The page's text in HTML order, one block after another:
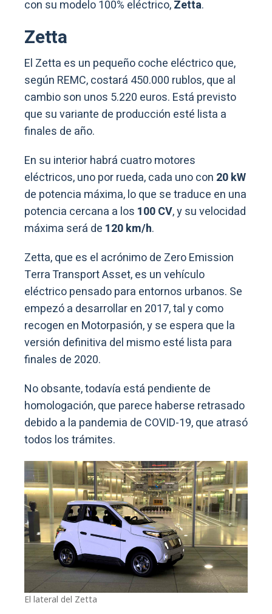
con su modelo 100% eléctrico,Zetta.
Zetta
El Zetta es un pequeño coche eléctrico que,
según REMC, costará 450.000 rublos, que al
cambio son unos 5.220 euros. Está previsto
que su variante de producción esté lista a
finales de año.
En su interior habrá cuatro motores
eléctricos, uno por rueda, cada uno con 20 kW
de potencia máxima, lo que se traduce en una
potencia cercana a los 100 CV, y su velocidad
máxima será de 120 km/h.
Zetta, que es el acrónimo de Zero Emission
Terra Transport Asset, es un vehículo
eléctrico pensado para entornos urbanos. Se
empezó a desarrollar en 2017, tal y como
recogen en Motorpasión, y se espera que la
versión definitiva del mismo esté lista para
finales de 2020.
No obsante, todavía está pendiente de
homologación, que parece haberse retrasado
debido a la pandemia de COVID-19, que atrasó
todos los trámites.
El lateral del Zetta